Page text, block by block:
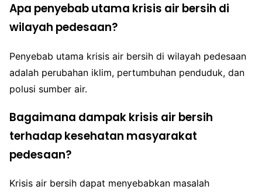
Apa penyebab utama krisis air bersih di
wilayah pedesaan?
Penyebab utama krisis air bersih di wilayah pedesaan
adalah perubahan iklim, pertumbuhan penduduk, dan
polusi sumber air.
Bagaimana dampak krisis air bersih
terhadap kesehatan masyarakat
pedesaan?
Krisis air bersih dapat menyebabkan masalah